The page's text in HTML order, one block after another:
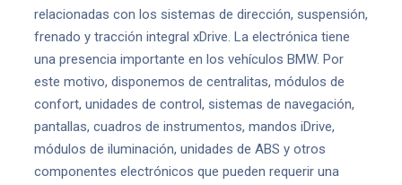
relacionadas con los sistemas de dirección, suspensión,
frenado y tracción integral xDrive. La electrónica tiene
una presencia importante en los vehículos BMW. Por
este motivo, disponemos de centralitas, módulos de
confort, unidades de control, sistemas de navegación,
pantallas, cuadros de instrumentos, mandos iDrive,
módulos de iluminación, unidades de ABS y otros
componentes electrónicos que pueden requerir una